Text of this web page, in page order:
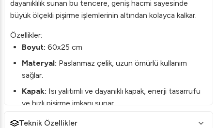
dayanıklılık sunan bu tencere, geniş hacmi sayesinde
büyük ölçekli pişirme işlemlerinin altından kolayca kalkar.
Özellikler:
Boyut: 60x25 cm
Materyal: Paslanmaz çelik, uzun ömürlü kullanım
sağlar.
Kapak: Isı yalıtımlı ve dayanıklı kapak, enerji tasarrufu
ve hızlı pişirme imkanı sunar.
Bu geniş çaplı tencere, her tür pişirme ihtiyacınızı
Teknik Özellikler